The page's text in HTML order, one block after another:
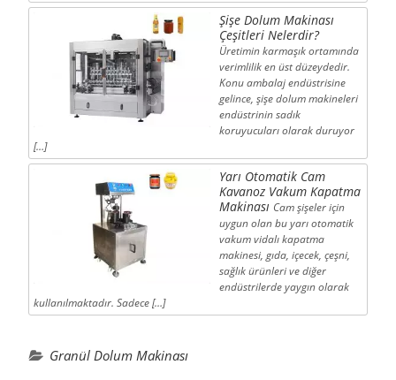
Şişe Dolum Makinası
Çeşitleri Nelerdir?
Üretimin karmaşık ortamında
verimlilik en üst düzeydedir.
Konu ambalaj endüstrisine
gelince, şişe dolum makineleri
endüstrinin sadık
koruyucuları olarak duruyor
[…]
Yarı Otomatik Cam
Kavanoz Vakum Kapatma
Makinası Cam şişeler için
uygun olan bu yarı otomatik
vakum vidalı kapatma
makinesi, gıda, içecek, çeşni,
sağlık ürünleri ve diğer
endüstrilerde yaygın olarak
kullanılmaktadır. Sadece […]
Granül Dolum Makinası